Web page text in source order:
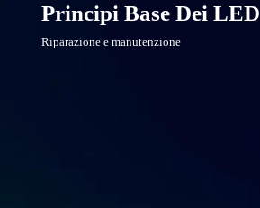
Principi Base Dei LED
Riparazione e manutenzione